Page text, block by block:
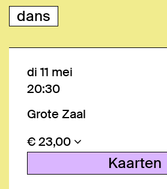
dans
di 11 mei
20:30
Grote Zaal
€ 23,00
Kaarten